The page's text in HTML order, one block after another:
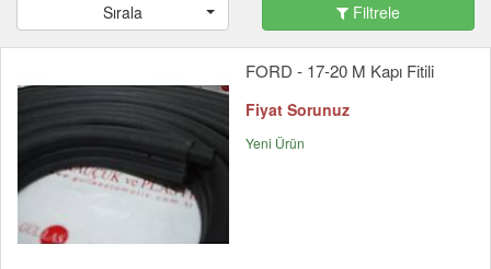
Sırala Filtrele
FORD - 17-20 M Kapı Fitili
Fiyat Sorunuz
Yeni Ürün